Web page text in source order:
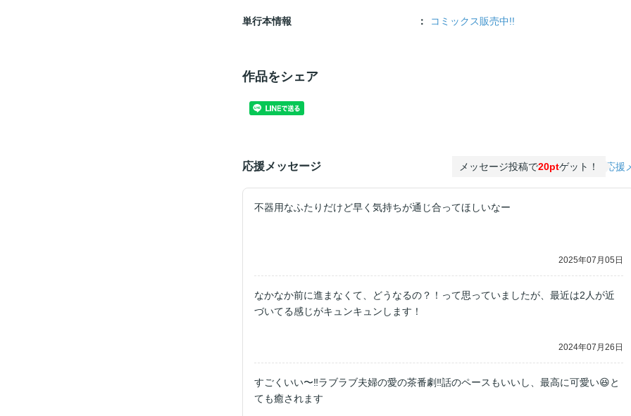
単行本情報 コミックス販売中!!
作品をシェア
応援メッセージ メッセージ投稿で20ptゲット！ 応援
不器用なふたりだけど早く気持ちが通じ合ってほしいなー
2025年07月05日
なかなか前に進まなくて、どうなるの？！って思っていましたが、最近は2人が近
づいてる感じがキュンキュンします！
2024年07月26日
すごくいい〜‼︎ラブラブ夫婦の愛の茶番劇‼︎話のペースもいいし、最高に可愛い😆と
ても癒されます